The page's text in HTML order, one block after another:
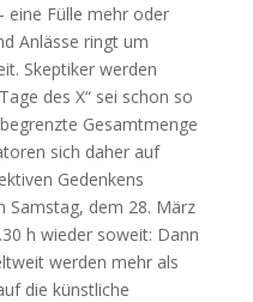
eine Fülle mehr oder
Anlässe ringt um
Skeptiker werden
des X“ sei schon so
Gesamtmenge
sich daher auf
Gedenkens
Samstag, dem 28. März
h wieder soweit: Dann
werden mehr als
die künstliche